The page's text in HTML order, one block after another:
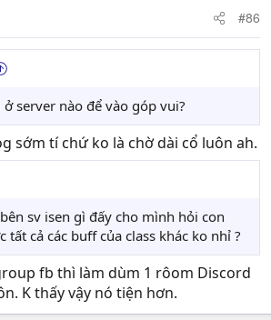
#86
server nào để vào góp vui?
sớm tí chứ ko là chờ dài cổ luôn ah.
sv isen gì đấy cho mình hỏi con
tất cả các buff của class khác ko nhỉ ?
fb thì làm dùm 1 rôom Discord
K thấy vậy nó tiện hơn.